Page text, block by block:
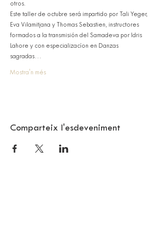
otros.
Este taller de octubre será impartido por Tali Yeger,
Eva Vilamitjana y Thomas Sebastien, instructores
formados a la transmisión del Samadeva por Idris
Lahore y con especializacíon en Danzas
sagradas…
Mostra'n més
Comparteix l'esdeveniment